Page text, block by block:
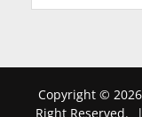
Copyright ©
Right Reserved.
|